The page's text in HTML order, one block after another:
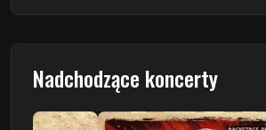
Nadchodzące koncerty